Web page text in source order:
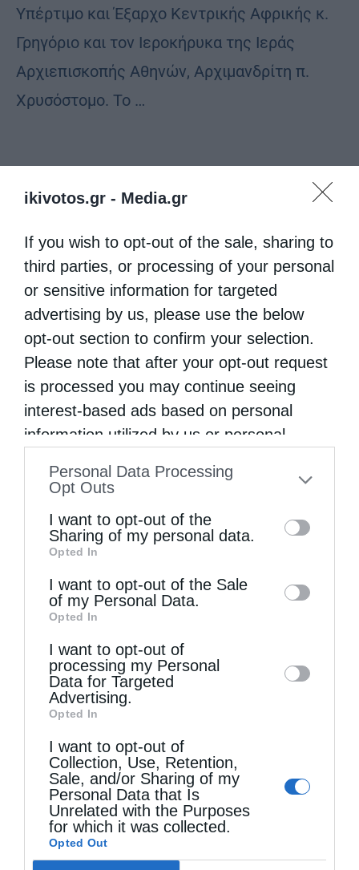
ikivotos.gr - Media.gr
If you wish to opt-out of the sale, sharing to
third parties, or processing of your personal
or sensitive information for targeted
advertising by us, please use the below
opt-out section to confirm your selection.
Please note that after your opt-out request
is processed you may continue seeing
interest-based ads based on personal
information utilized by us or personal
to your opt-out. You may separately opt-out
information by third parties on the IAB’s list
of downstream participants. This
information may also be disclosed by us to
third parties on theIAB’s List of
Downstream Participants
disclose it to other third parties.
Personal Data Processing
Opt Outs
I want to opt-out of the
Sharing of my personal data.
Opted In
I want to opt-out of the Sale
of my Personal Data.
Opted In
I want to opt-out of
processing my Personal
Data for Targeted
Advertising.
Opted In
I want to opt-out of
Collection, Use, Retention,
Sale, and/or Sharing of my
Personal Data that Is
Unrelated with the Purposes
for which it was collected.
Opted Out
Υπέρτιμο και Έξαρχο Κεντρικής Αφρικής κ.
Γρηγόριο και τον Ιεροκήρυκα της Ιεράς
Αρχιεπισκοπής Αθηνών, Αρχιμανδρίτη π.
Χρυσόστομο. Το …
Κακό και εκδίκηση
Χειροτονία Διακόνου από τον Αρχιεπίσκοπο
Αυστραλίας στην Ιερά Επισκοπή Χώρας
Δημητριάδος Ιγνάτιος: «Ο Χριστός μάς έδειξε το